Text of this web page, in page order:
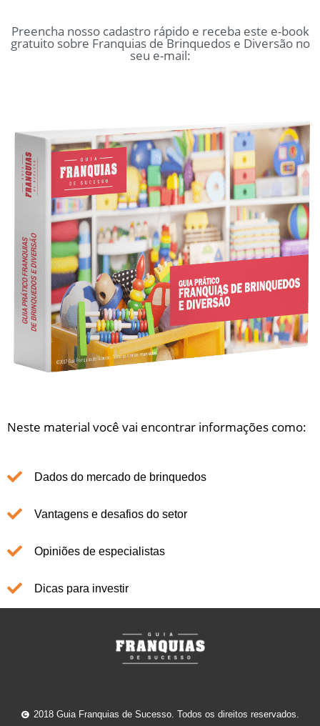
Preencha nosso cadastro rápido e receba este e-book
gratuito sobre Franquias de Brinquedos e Diversão no
seu e-mail:
Neste material você vai encontrar informações como:
Dados do mercado de brinquedos
Vantagens e desafios do setor
Opiniões de especialistas
Dicas para investir
2018 Guia Franquias de Sucesso. Todos os direitos reservados.